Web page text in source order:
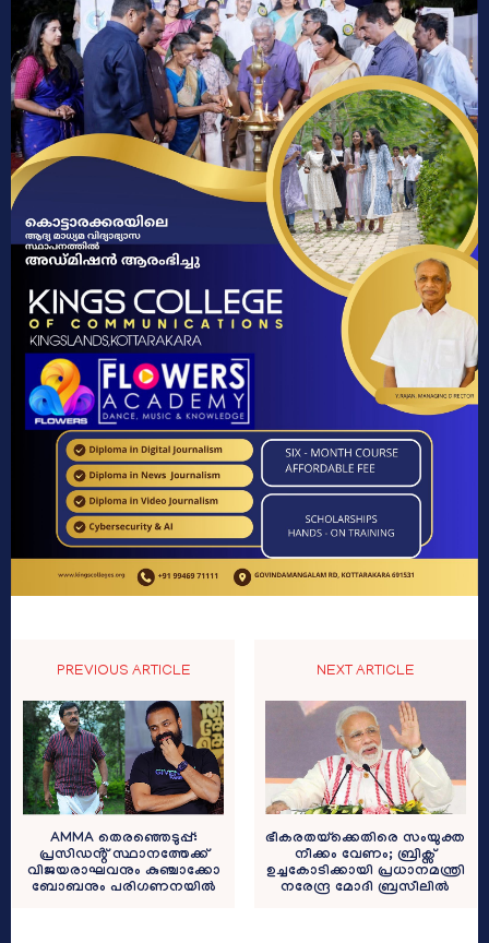
PREVIOUS ARTICLE
AMMA തെരഞ്ഞെടുപ്പ്:
പ്രസിഡൻ്റ് സ്ഥാനത്തേക്ക്
വിജയരാഘവനും കുഞ്ചാക്കോ
ബോബനും പരിഗണനയിൽ
NEXT ARTICLE
ഭീകരതയ്‌ക്കെതിരെ സംയുക്ത
നീക്കം വേണം; ബ്രിക്സ്
ഉച്ചകോടിക്കായി പ്രധാനമന്ത്രി
നരേന്ദ്ര മോദി ബ്രസീലിൽ